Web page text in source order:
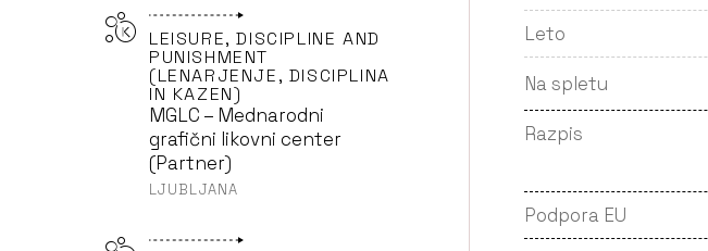
LEISURE, DISCIPLINE AND
PUNISHMENT
(LENARJENJE, DISCIPLINA
IN KAZEN)
MGLC – Mednarodni
grafični likovni center
(Partner)
LJUBLJANA
Leto
Na spletu
Razpis
Podpora EU